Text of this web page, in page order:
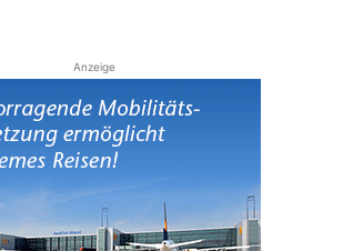
Anzeige